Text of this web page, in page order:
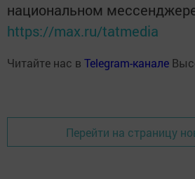
национальном
https://max.ru/tatmedia
Читайте нас в Telegram-канале
Перейти на страницу